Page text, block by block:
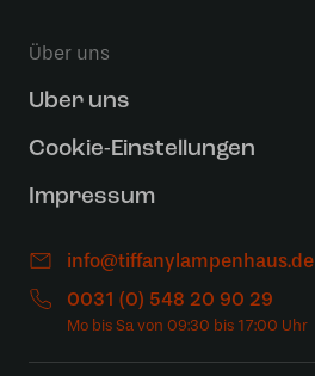
Über uns
Uber uns
Cookie-Einstellungen
Impressum
info@tiffanylampenhaus.de
0031 (0) 548 20 90 29